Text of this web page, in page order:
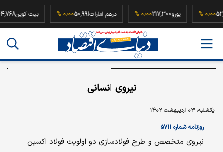
یورو217,300 درهم امارات50,991 بیت
نیروی انسانی
یکشنبه، ۰۳ اردیبهشت ۱۴۰۲
روزنامه شماره ۵۷۱۱
نیروی متخصص و طرح فولاد‌سازی دو اولویت فولاد اکسین